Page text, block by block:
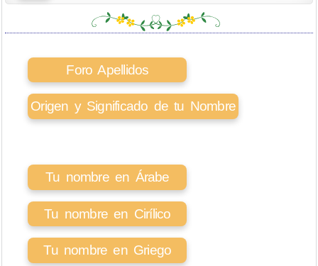
Foro Apellidos
Origen y Significado de tu Nombre
Tu nombre en Árabe
Tu nombre en Cirílico
Tu nombre en Griego